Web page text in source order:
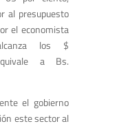
al presupuesto
el economista
los $
a Bs.
el gobierno
este sector al